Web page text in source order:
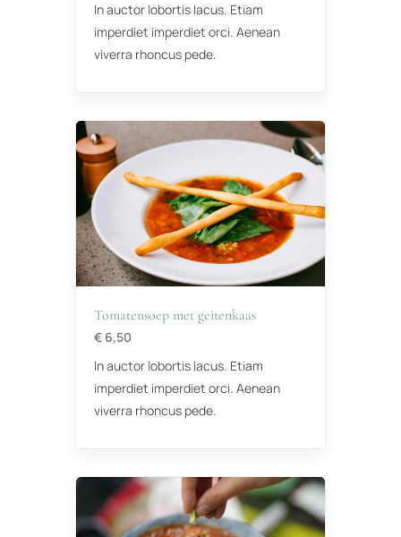
In auctor lobortis lacus. Etiam
imperdiet imperdiet orci. Aenean
viverra rhoncus pede.
Tomatensoep met geitenkaas
€ 6,50
In auctor lobortis lacus. Etiam
imperdiet imperdiet orci. Aenean
viverra rhoncus pede.